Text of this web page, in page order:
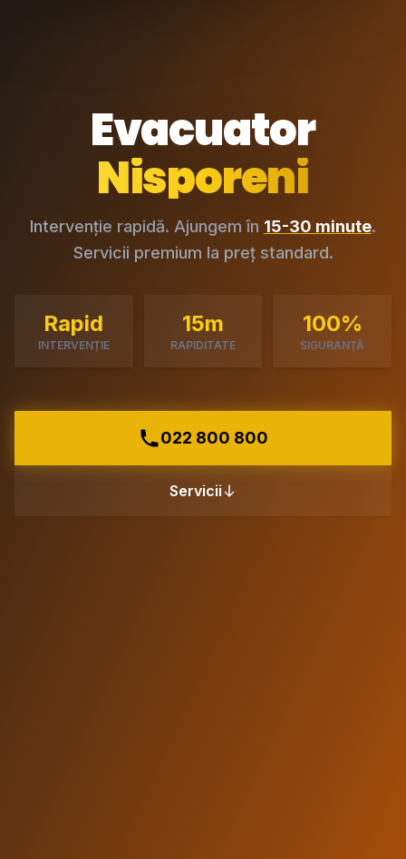
Evacuator
Nisporeni
Intervenție rapidă. Ajungem în 15-30 minute.
Servicii premium la preț standard.
Rapid
INTERVENȚIE
15m
RAPIDITATE
100%
SIGURANȚĂ
022 800 800
Servicii